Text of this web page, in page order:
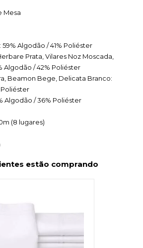
Mesa
Algodão / 41% Poliéster
Prata, Vilares Noz Moscada,
Algodão / 42% Poliéster
Beamon Bege, Delicata Branco:
Algodão / 36% Poliéster
(8 lugares)
estão comprando